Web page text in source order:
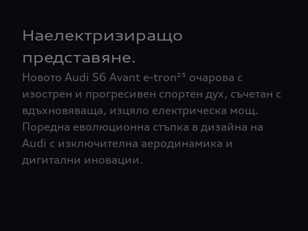
Наелектризиращо
представяне.
Новото Audi S6 Avant e-tron²⁵ очарова с
изострен и прогресивен спортен дух, съчетан с
вдъхновяваща, изцяло електрическа мощ.
Поредна еволюционна стъпка в дизайна на
Audi с изключителна аеродинамика и
дигитални иновации.